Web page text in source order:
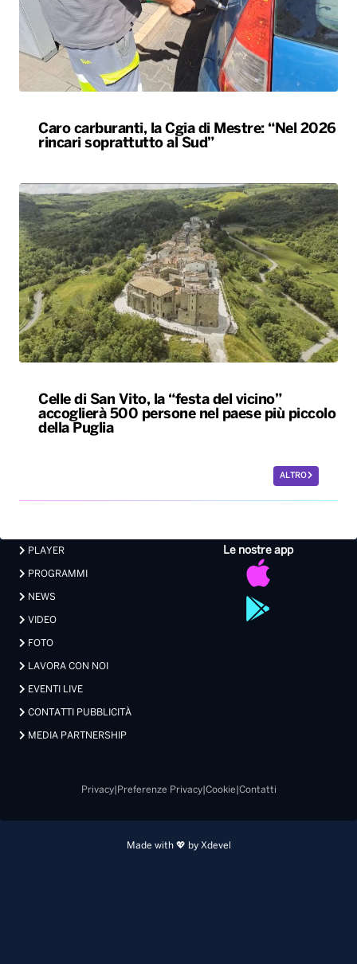
Caro carburanti, la Cgia di Mestre: “Nel 2026
rincari soprattutto al Sud”
Celle di San Vito, la “festa del vicino”
accoglierà 500 persone nel paese più piccolo
della Puglia
ALTRO
Le nostre app
PLAYER
PROGRAMMI
NEWS
VIDEO
FOTO
LAVORA CON NOI
EVENTI LIVE
CONTATTI PUBBLICITÀ
MEDIA PARTNERSHIP
Privacy| Preferenze Privacy| Cookie Contatti
Made with 💖 by Xdevel